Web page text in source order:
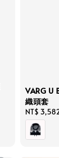
VARG U
織頭套
Sale
price
NT$